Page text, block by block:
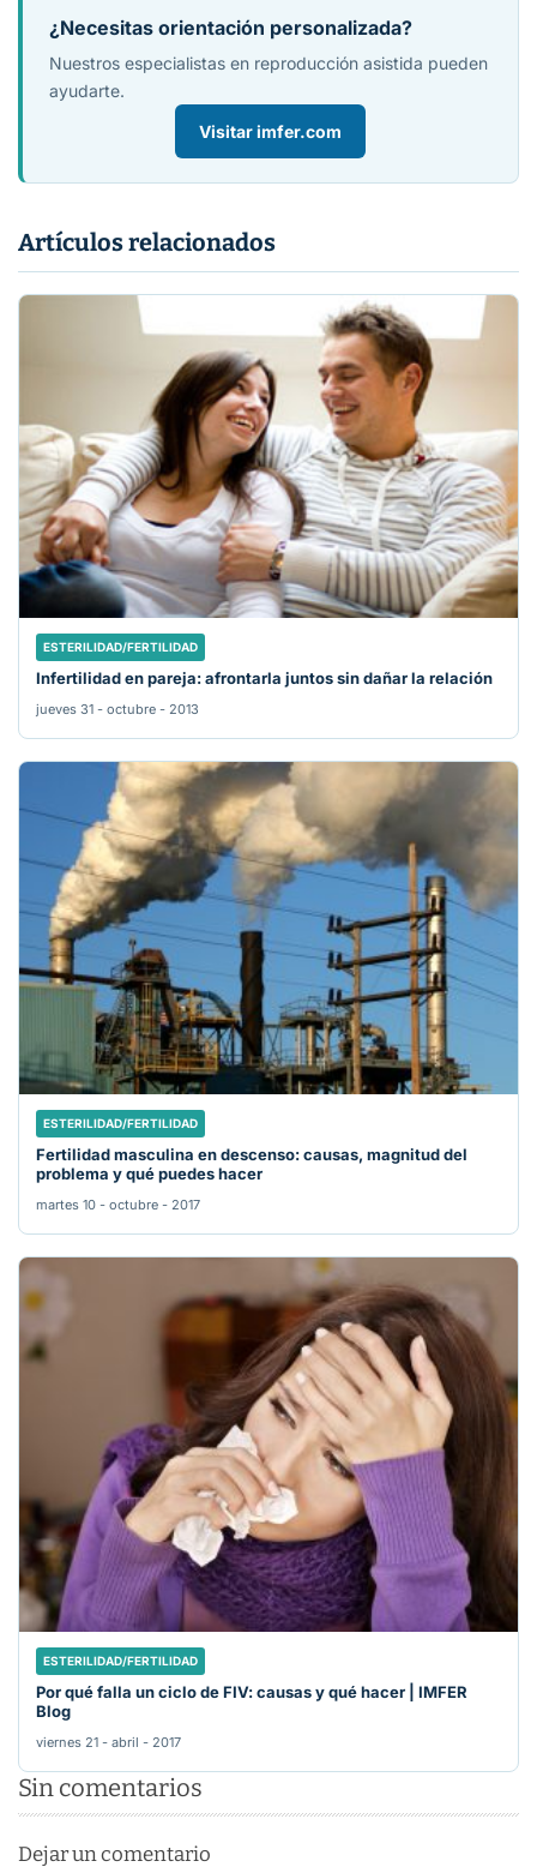
¿Necesitas orientación personalizada?
Nuestros especialistas en reproducción asistida pueden
ayudarte.
Visitar imfer.com
Artículos relacionados
ESTERILIDAD/FERTILIDAD
Infertilidad en pareja: afrontarla juntos sin dañar la relación
jueves 31 - octubre - 2013
ESTERILIDAD/FERTILIDAD
Fertilidad masculina en descenso: causas, magnitud del
problema y qué puedes hacer
martes 10 - octubre - 2017
ESTERILIDAD/FERTILIDAD
Por qué falla un ciclo de FIV: causas y qué hacer | IMFER
Blog
viernes 21 - abril - 2017
Sin comentarios
Dejar un comentario